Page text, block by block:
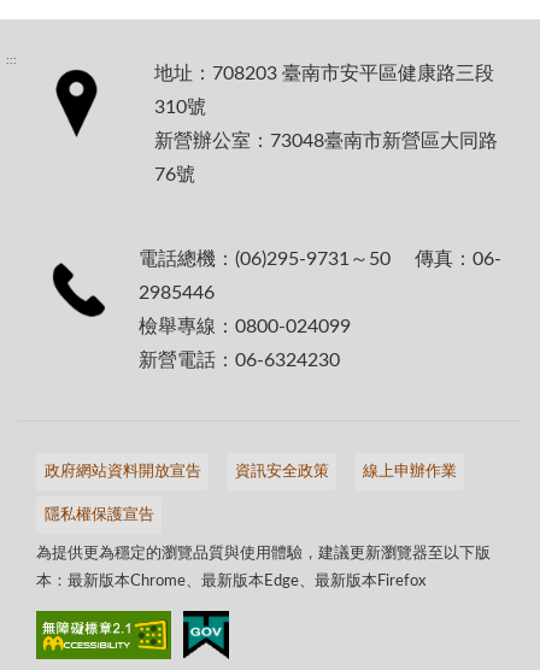
:::
地址：708203 臺南市安平區健康路三段
310號
新營辦公室：73048臺南市新營區大同路
76號
電話總機：(06)295-9731～50 傳真：06-
2985446
檢舉專線：0800-024099
新營電話：06-6324230
政府網站資料開放宣告 資訊安全政策 線上申辦作業
隱私權保護宣告
為提供更為穩定的瀏覽品質與使用體驗，建議更新瀏覽器至以下版
本：最新版本Chrome、最新版本Edge、最新版本Firefox